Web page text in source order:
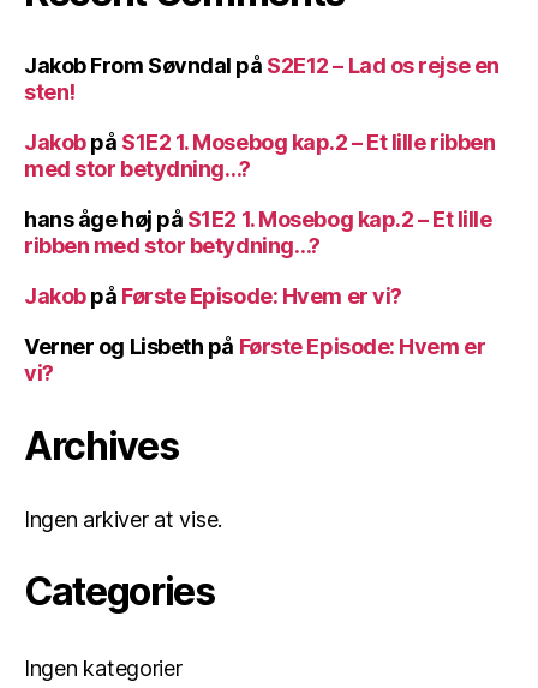
Jakob From Søvndal på S2E12 – Lad os rejse en
sten!
Jakobpå S1E2 1. Mosebog kap.2 – Et lille ribben
med stor betydning…?
hans åge høj på S1E2 1. Mosebog kap.2 – Et lille
ribben med stor betydning…?
Jakobpå Første Episode: Hvem er vi?
Verner og Lisbeth på Første Episode: Hvem er
vi?
Archives
Ingen arkiver at vise.
Categories
Ingen kategorier